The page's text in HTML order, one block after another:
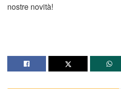
nostre novità!